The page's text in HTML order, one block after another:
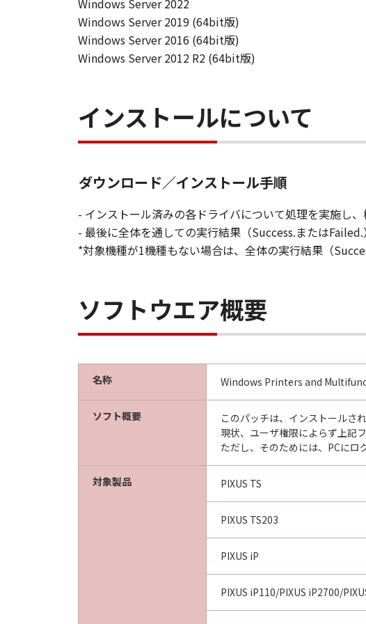
Windows Server 2022
Windows Server 2019 (64bit版)
Windows Server 2016 (64bit版)
Windows Server 2012 R2 (64bit版)
インストールについて
ダウンロード／インストール手順
- インストール済みの各ドライバについて処理を実施し
- 最後に全体を通しての実行結果（Success.またはFailed.
*対象機種が1機種もない場合は、全体の実行結果（
ソフトウエア概要
名称 Windows Printers and
ソフト概要
このパッチは、インストールさ
現状、ユーザ権限によらず上記
ただし、そのためには、PCにロ
対象製品 PIXUS TS
PIXUS TS203
PIXUS iP
PIXUS iP110/PIXUS iP2700/